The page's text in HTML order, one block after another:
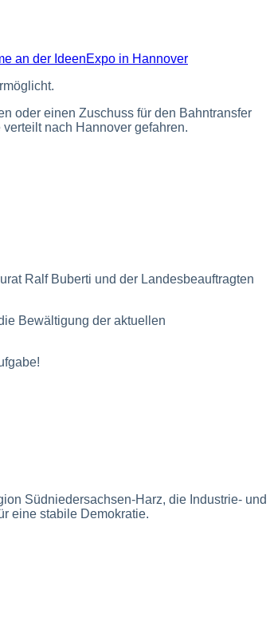
oder einen Zuschuss für den Bahntransfer
nach Hannover gefahren.
Ralf Buberti und der Landesbeauftragten
Bewältigung der aktuellen
Südniedersachsen-Harz, die Industrie- und
eine stabile Demokratie.